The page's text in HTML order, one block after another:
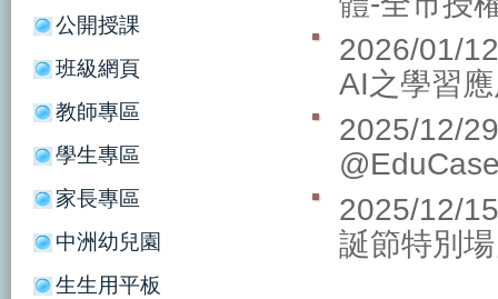
公開授課
班級網頁
教師專區
學生專區
家長專區
中洲幼兒園
生生用平板
2026/01/
AI之學習
2025/12/
2025/12/
誕節特別